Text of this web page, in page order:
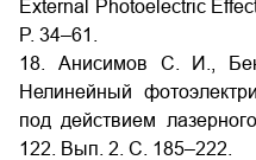
External Photoelectric
P. 34–61.
18. Анисимов С. И.,
Нелинейный
под действием
122. Вып. 2. С. 185–222.